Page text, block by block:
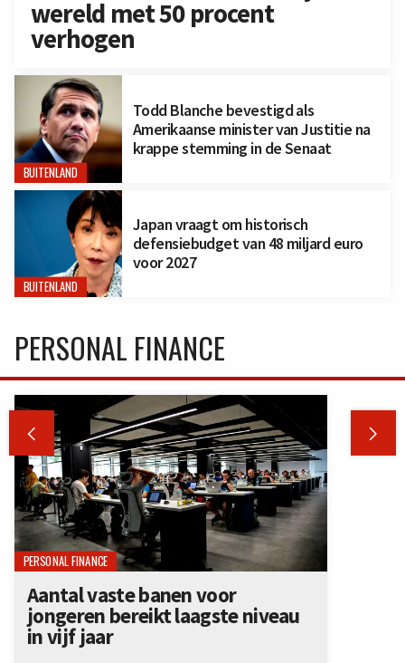
wereld met 50 procent
verhogen
BUITENLAND
Todd Blanche bevestigd als
Amerikaanse minister van Justitie na
krappe stemming in de Senaat
BUITENLAND
Japan vraagt om historisch
defensiebudget van 48 miljard euro
voor 2027
PERSONAL FINANCE
 
PERSONAL FINANCE
Aantal vaste banen voor
jongeren bereikt laagste niveau
in vijf jaar